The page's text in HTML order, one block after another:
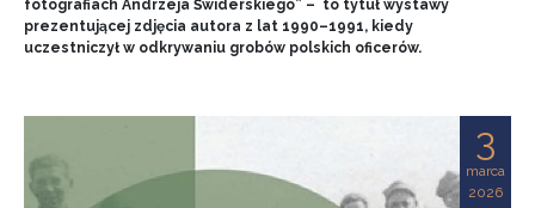
fotografiach Andrzeja Świderskiego” – to tytuł wystawy
prezentującej zdjęcia autora z lat 1990–1991, kiedy
uczestniczył w odkrywaniu grobów polskich oficerów.
3
marca
2026